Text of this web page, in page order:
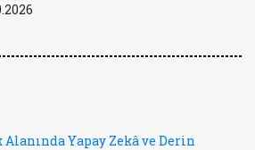
Yapay Zekâ ve Derin